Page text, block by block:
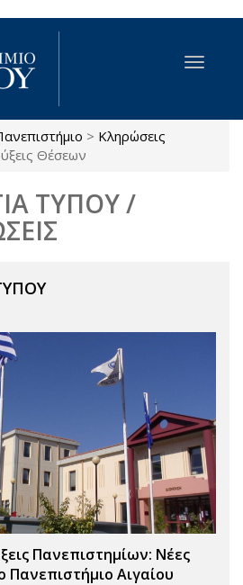
περιεχόμενο
Toggle
> Κληρώσεις
Θέσεων
ΤΥΠΟΥ /
Πανεπιστημίων: Νέες
Πανεπιστήμιο Αιγαίου